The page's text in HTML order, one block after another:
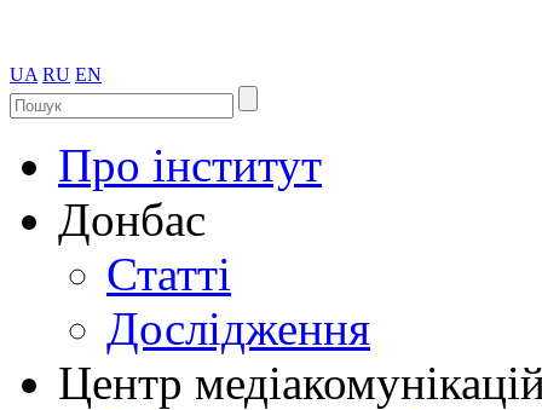
UA RU EN
Про інститут
Донбас
Статті
Дослідження
Центр